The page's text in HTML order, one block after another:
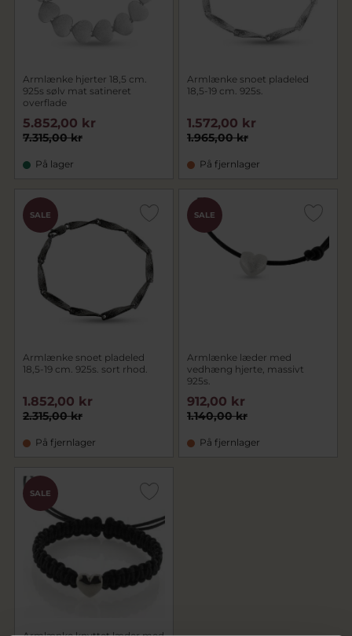
Armlænke hjerter 18,5 cm.
925s sølv mat satineret
overflade
7.315,00 kr
5.852,00 kr
På lager
Armlænke snoet pladeled
18,5-19 cm. 925s.
1.965,00 kr
1.572,00 kr
På fjernlager
SALE
Armlænke snoet pladeled
18,5-19 cm. 925s. sort rhod.
2.315,00 kr
1.852,00 kr
På fjernlager
SALE
Armlænke læder med
vedhæng hjerte, massivt
925s.
1.140,00 kr
912,00 kr
På fjernlager
SALE